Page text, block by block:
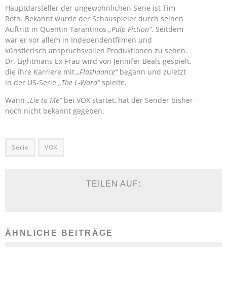
Hauptdarsteller der ungewöhnlichen Serie ist Tim
Roth. Bekannt wurde der Schauspieler durch seinen
Auftritt in Quentin Tarantinos „Pulp Fiction“. Seitdem
war er vor allem in Independentfilmen und
künstlerisch anspruchsvollen Produktionen zu sehen.
Dr. Lightmans Ex-Frau wird von Jennifer Beals gespielt,
die ihre Karriere mit „Flashdance“begann und zuletzt
in der US-Serie „The L-Word“spielte.
Wann „Lie to Me“bei VOX startet, hat der Sender bisher
noch nicht bekannt gegeben.
Serie VOX
TEILEN AUF:
ÄHNLICHE BEITRÄGE